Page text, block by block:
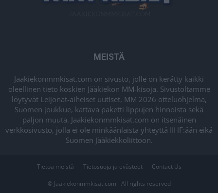
MEISTÄ
Jaakiekonmmkisat.com on sivusto, jolle on kerätty kaikki
oleellinen tieto koskien Jääkiekon MM-kisoja. Sivustoltamme
löytyvät Leijonat-aiheiset uutiset, MM 2026 otteluohjelma,
Suomen joukkue, kattava paketti lippujen hinnoista sekä
paljon muuta. Jaakiekonmmkisat.com on itsenäinen
verkkosivusto, jolla ei ole minkäänlaista yhteyttä IIHF:ään eikä
Suomen Jääkiekkoliittoon.
Tietoa meistä Tietosuoja ja evästeet Contact Us
© Jaakiekonmmkisat.com - All rights reserved